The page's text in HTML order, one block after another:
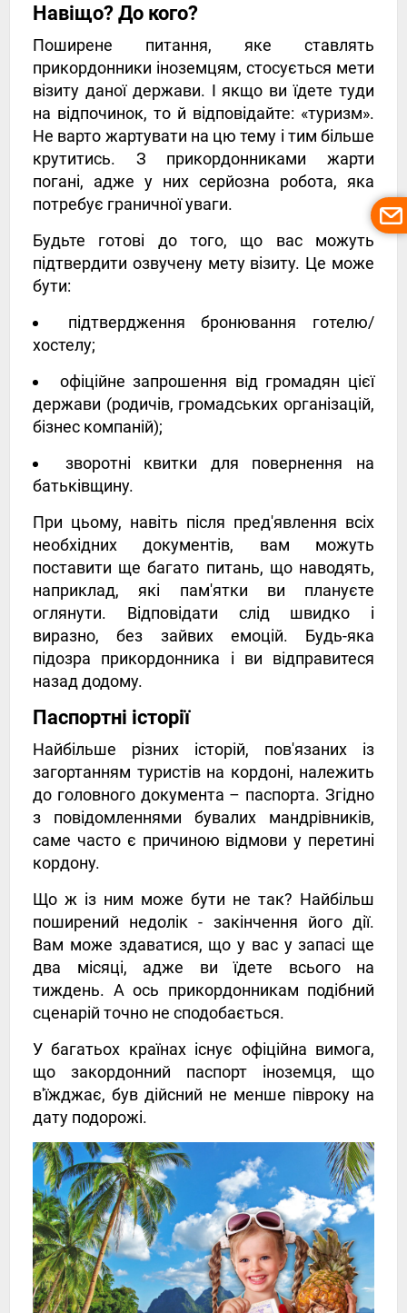
Навіщо? До кого?
Поширене питання, яке ставлять
прикордонники іноземцям, стосується мети
візиту даної держави. І якщо ви їдете туди
на відпочинок, то й відповідайте: «туризм».
Не варто жартувати на цю тему і тим більше
крутитись. З прикордонниками жарти
погані, адже у них серйозна робота, яка
потребує граничної уваги.
Будьте готові до того, що вас можуть
підтвердити озвучену мету візиту. Це може
бути:
підтвердження бронювання готелю/
хостелу;
офіційне запрошення від громадян цієї
держави (родичів, громадських організацій,
бізнес компаній);
зворотні квитки для повернення на
батьківщину.
При цьому, навіть після пред'явлення всіх
необхідних документів, вам можуть
поставити ще багато питань, що наводять,
наприклад, які пам'ятки ви плануєте
оглянути. Відповідати слід швидко і
виразно, без зайвих емоцій. Будь-яка
підозра прикордонника і ви відправитеся
назад додому.
Паспортні історії
Найбільше різних історій, пов'язаних із
загортанням туристів на кордоні, належить
до головного документа – паспорта. Згідно
з повідомленнями бувалих мандрівників,
саме часто є причиною відмови у перетині
кордону.
Що ж із ним може бути не так? Найбільш
поширений недолік - закінчення його дії.
Вам може здаватися, що у вас у запасі ще
два місяці, адже ви їдете всього на
тиждень. А ось прикордонникам подібний
сценарій точно не сподобається.
У багатьох країнах існує офіційна вимога,
що закордонний паспорт іноземця, що
в'їжджає, був дійсний не менше півроку на
дату подорожі.